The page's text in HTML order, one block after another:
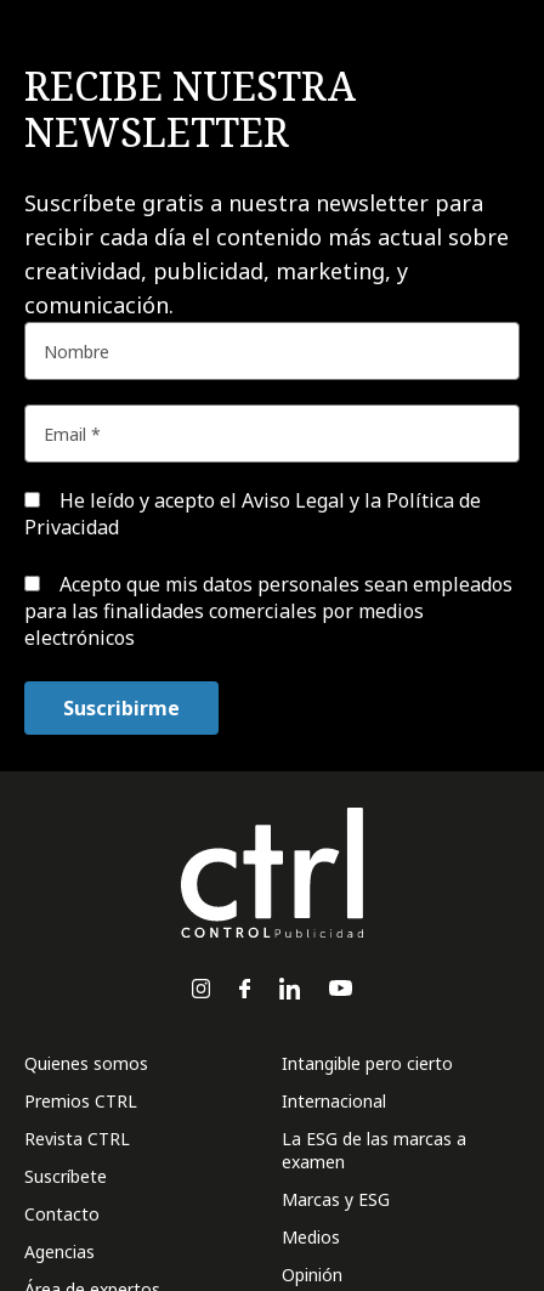
RECIBE NUESTRA
NEWSLETTER
Suscríbete gratis a nuestra newsletter para
recibir cada día el contenido más actual sobre
creatividad, publicidad, marketing, y
comunicación.
He leído y acepto el Aviso Legal y la Política de
Privacidad
Acepto que mis datos personales sean empleados
para las finalidades comerciales por medios
electrónicos
Quienes somos
Premios CTRL
Revista CTRL
Suscríbete
Contacto
Agencias
Intangible pero cierto
Internacional
La ESG de las marcas a
examen
Marcas y ESG
Medios
Opinión